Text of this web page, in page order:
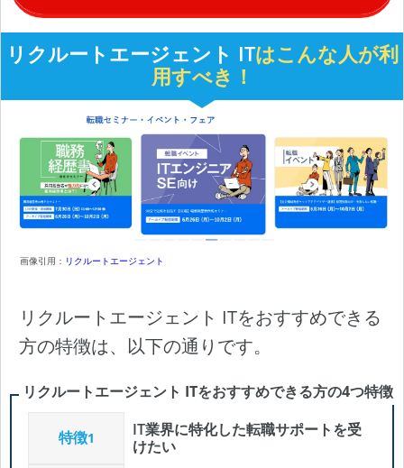
リクルートエージェント ITはこんな人が利
用すべき！
画像引用： リクルートエージェント
リクルートエージェント ITをおすすめできる
方の特徴は、以下の通りです。
リクルートエージェント ITをおすすめできる方の4つ特徴
特徴1
IT業界に特化した転職サポートを受
けたい